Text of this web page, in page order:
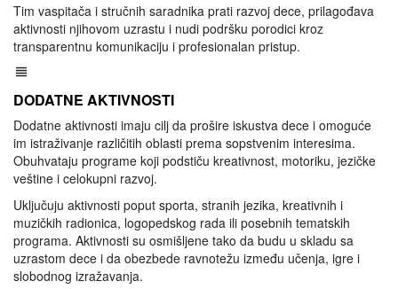
Tim vaspitača i stručnih saradnika prati razvoj dece, prilagođava
aktivnosti njihovom uzrastu i nudi podršku porodici kroz
transparentnu komunikaciju i profesionalan pristup.
DODATNE AKTIVNOSTI
Dodatne aktivnosti imaju cilj da prošire iskustva dece i omoguće
im istraživanje različitih oblasti prema sopstvenim interesima.
Obuhvataju programe koji podstiču kreativnost, motoriku, jezičke
veštine i celokupni razvoj.
Uključuju aktivnosti poput sporta, stranih jezika, kreativnih i
muzičkih radionica, logopedskog rada ili posebnih tematskih
programa. Aktivnosti su osmišljene tako da budu u skladu sa
uzrastom dece i da obezbede ravnotežu između učenja, igre i
slobodnog izražavanja.